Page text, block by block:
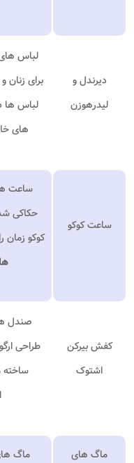
دیرندل و
لیدرهوزن
لباس های
برای زنان
لباس ها
های
ساعت کوکو
ساعت
حکاکی
کوکو زمان
کفش بیرکن
اشتوک
صندل
طراحی
ساخته
ماگ های
ماگ